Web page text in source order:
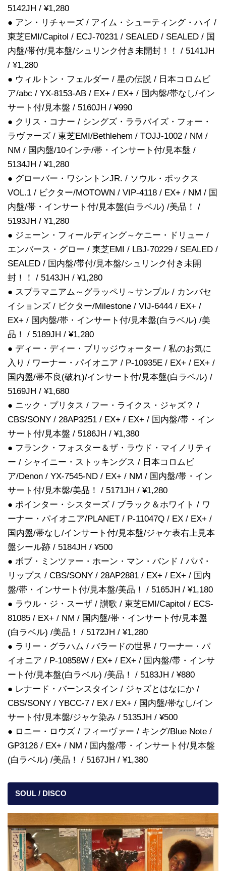
5142JH / ¥1,280
● アン・リチャーズ / アイム・シューティング・ハイ /
東芝EMI/Capitol / ECJ-70231 / SEALED / SEALED / 国
内盤/帯付/見本盤/シュリンク付き未開封！！ / 5141JH
/ ¥1,280
● ウィルトン・フェルダー / 星の伝説 / 日本コロムビ
ア/abc / YX-8153-AB / EX+ / EX+ / 国内盤/帯なし/イン
サート付/見本盤 / 5160JH / ¥990
● クリス・コナー / シングズ・ララバイズ・フォー・
ラヴァーズ / 東芝EMI/Bethlehem / TOJJ-1002 / NM /
NM / 国内盤/10インチ/帯・インサート付/見本盤 /
5134JH / ¥1,280
● グローバー・ワシントンJR. / ソウル・ボックス
VOL.1 / ビクター/MOTOWN / VIP-4118 / EX+ / NM / 国
内盤/帯・インサート付/見本盤(白ラベル) /美品！ /
5193JH / ¥1,280
● ジェーン・フィールディング～ケニー・ドリュー /
エンバース・グロー / 東芝EMI / LBJ-70229 / SEALED /
SEALED / 国内盤/帯付/見本盤/シュリンク付き未開
封！！ / 5143JH / ¥1,280
● スブラマニアム～グラッペリ～サンプル / カンバセ
イションズ / ビクター/Milestone / VIJ-6444 / EX+ /
EX+ / 国内盤/帯・インサート付/見本盤(白ラベル) /美
品！ / 5189JH / ¥1,280
● ディー・ディー・ブリッジウォーター / 私のお気に
入り / ワーナー・パイオニア / P-10935E / EX+ / EX+ /
国内盤/帯不良(破れ)/インサート付/見本盤(白ラベル) /
5169JH / ¥1,680
● ニック・プリタス / フー・ライクス・ジャズ？ /
CBS/SONY / 28AP3251 / EX+ / EX+ / 国内盤/帯・イン
サート付/見本盤 / 5186JH / ¥1,380
● フランク・フォスター＆ザ・ラウド・マイノリティ
ー / シャイニー・ストッキングス / 日本コロムビ
ア/Denon / YX-7545-ND / EX+ / NM / 国内盤/帯・イン
サート付/見本盤/美品！ / 5171JH / ¥1,280
● ポインター・シスターズ / ブラック＆ホワイト / ワ
ーナー・パイオニア/PLANET / P-11047Q / EX / EX+ /
国内盤/帯なし/インサート付/見本盤/ジャケ表右上見本
盤シール跡 / 5184JH / ¥500
● ボブ・ミンツァー・ホーン・マン・バンド / パパ・
リップス / CBS/SONY / 28AP2881 / EX+ / EX+ / 国内
盤/帯・インサート付/見本盤/美品！ / 5165JH / ¥1,180
● ラウル・ジ・スーザ / 讃歌 / 東芝EMI/Capitol / ECS-
81085 / EX+ / NM / 国内盤/帯・インサート付/見本盤
(白ラベル) /美品！ / 5172JH / ¥1,280
● ラリー・グラハム / バラードの世界 / ワーナー・パ
イオニア / P-10858W / EX+ / EX+ / 国内盤/帯・インサ
ート付/見本盤(白ラベル) /美品！ / 5183JH / ¥880
● レナード・バーンスタイン / ジャズとはなにか /
CBS/SONY / YBCC-7 / EX / EX+ / 国内盤/帯なし/イン
サート付/見本盤/ジャケ染み / 5135JH / ¥500
● ロニー・ロウズ / フィーヴァー / キング/Blue Note /
GP3126 / EX+ / NM / 国内盤/帯・インサート付/見本盤
(白ラベル) /美品！ / 5167JH / ¥1,380
SOUL / DISCO